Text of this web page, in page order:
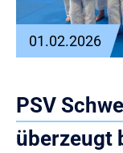
01.02.2026
PSV
überzeugt